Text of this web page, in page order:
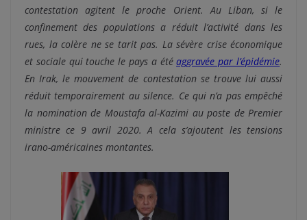
contestation agitent le proche Orient. Au Liban, si le
confinement des populations a réduit l’activité dans les
rues, la colère ne se tarit pas. La sévère crise économique
et sociale qui touche le pays a étéaggravée par l’épidémie.
En Irak, le mouvement de contestation se trouve lui aussi
réduit temporairement au silence. Ce qui n’a pas empêché
la nomination de Moustafa al-Kazimi au poste de Premier
ministre ce 9 avril 2020. A cela s’ajoutent les tensions
irano-américaines montantes.